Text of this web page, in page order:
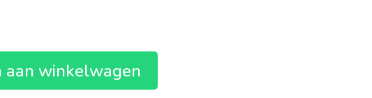
aan winkelwagen